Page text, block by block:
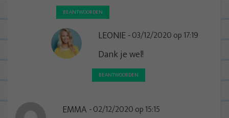
BEANTWOORDEN
LEONIE 03/12/2020 op 17:19
Dank je wel!
BEANTWOORDEN
EMMA 02/12/2020 op 15:15